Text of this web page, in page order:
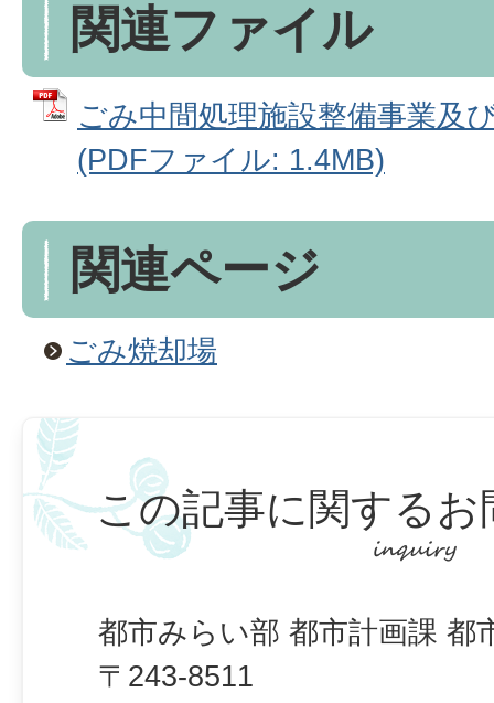
関連ファイル
ごみ中間処理施設整備事業及
(PDFファイル: 1.4MB)
関連ページ
ごみ焼却場
この記事に関するお
都市みらい部 都市計画課 都
〒243-8511